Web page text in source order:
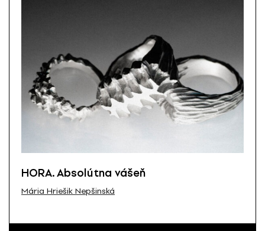
HORA. Absolútna vášeň
Mária Hriešik Nepšinská